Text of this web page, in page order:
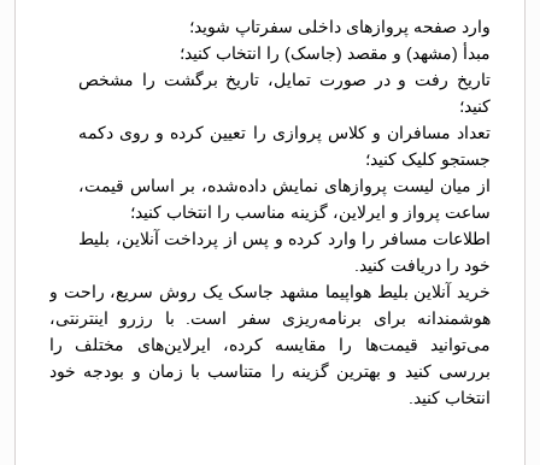
وارد صفحه پروازهای داخلی سفرتاپ شوید؛
مبدأ (مشهد) و مقصد (جاسک) را انتخاب کنید؛
تاریخ رفت و در صورت تمایل، تاریخ برگشت را مشخص
کنید؛
تعداد مسافران و کلاس پروازی را تعیین کرده و روی دکمه
جستجو کلیک کنید؛
از میان لیست پروازهای نمایش داده‌شده، بر اساس قیمت،
ساعت پرواز و ایرلاین، گزینه مناسب را انتخاب کنید؛
اطلاعات مسافر را وارد کرده و پس از پرداخت آنلاین، بلیط
خود را دریافت کنید.
خرید آنلاین بلیط هواپیما مشهد جاسک یک روش سریع، راحت و
هوشمندانه برای برنامه‌ریزی سفر است. با رزرو اینترنتی،
می‌توانید قیمت‌ها را مقایسه کرده، ایرلاین‌های مختلف را
بررسی کنید و بهترین گزینه را متناسب با زمان و بودجه خود
انتخاب کنید.